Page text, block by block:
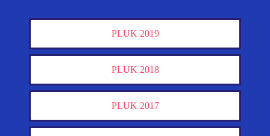
PLUK 2019
PLUK 2018
PLUK 2017